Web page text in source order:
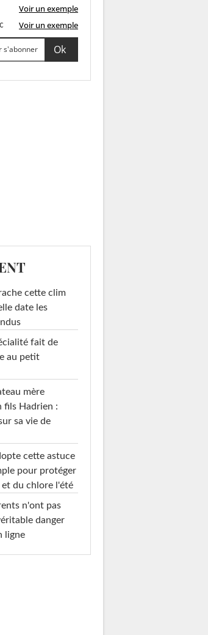
Voir un exemple
Voir un exemple
cette clim
date les
fait de
au petit
mère
fils Hadrien :
sa vie de
cette astuce
pour protéger
et du chlore l'été
n'ont pas
danger
ligne